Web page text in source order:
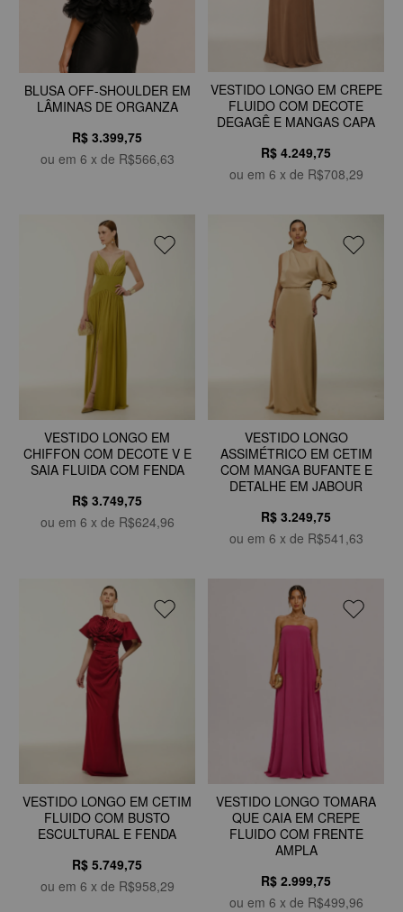
BLUSA OFF-SHOULDER EM
LÂMINAS DE ORGANZA
R$ 3.399,75
ou em 6 x de R$566,63
VESTIDO LONGO EM CREPE
FLUIDO COM DECOTE
DEGAGÊ E MANGAS CAPA
R$ 4.249,75
ou em 6 x de R$708,29
VESTIDO LONGO EM
CHIFFON COM DECOTE V E
SAIA FLUIDA COM FENDA
R$ 3.749,75
ou em 6 x de R$624,96
VESTIDO LONGO
ASSIMÉTRICO EM CETIM
COM MANGA BUFANTE E
DETALHE EM JABOUR
R$ 3.249,75
ou em 6 x de R$541,63
VESTIDO LONGO EM CETIM
FLUIDO COM BUSTO
ESCULTURAL E FENDA
R$ 5.749,75
ou em 6 x de R$958,29
VESTIDO LONGO TOMARA
QUE CAIA EM CREPE
FLUIDO COM FRENTE
AMPLA
R$ 2.999,75
ou em 6 x de R$499,96